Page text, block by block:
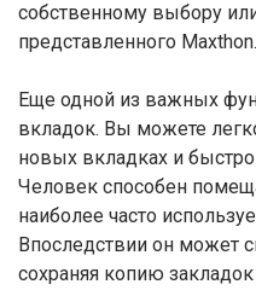
собственному выбору
представленного Maxthon.
Еще одной из важных
вкладок. Вы можете
новых вкладках и
Человек способен
наиболее часто
Впоследствии он может
сохраняя копию закладок